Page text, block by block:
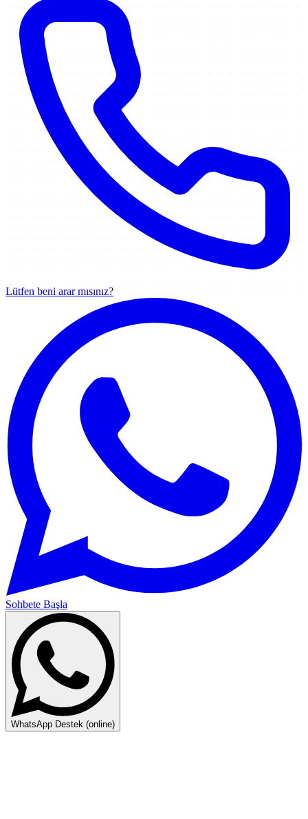
Lütfen beni arar mısınız?
Sohbete Başla
WhatsApp Destek (online)